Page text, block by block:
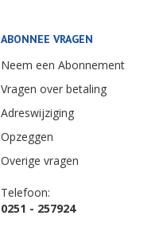
ABONNEE VRAGEN
Neem een Abonnement
Vragen over betaling
Adreswijziging
Opzeggen
Overige vragen
Telefoon:
0251 - 257924